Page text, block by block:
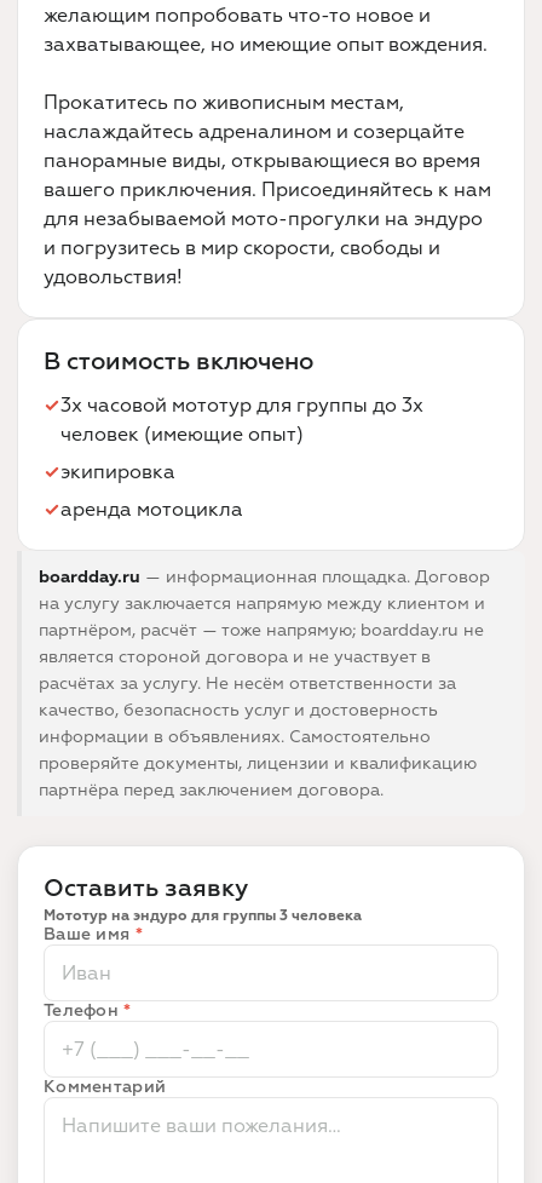
желающим попробовать что-то новое и
захватывающее, но имеющие опыт вождения.
Прокатитесь по живописным местам,
наслаждайтесь адреналином и созерцайте
панорамные виды, открывающиеся во время
вашего приключения. Присоединяйтесь к нам
для незабываемой мото-прогулки на эндуро
и погрузитесь в мир скорости, свободы и
удовольствия!
В стоимость включено
3х часовой мототур для группы до 3х
человек (имеющие опыт)
экипировка
аренда мотоцикла
boardday.ru — информационная площадка. Договор
на услугу заключается напрямую между клиентом и
партнёром, расчёт — тоже напрямую; boardday.ru не
является стороной договора и не участвует в
расчётах за услугу. Не несём ответственности за
качество, безопасность услуг и достоверность
информации в объявлениях. Самостоятельно
проверяйте документы, лицензии и квалификацию
партнёра перед заключением договора.
Оставить заявку
Мототур на эндуро для группы 3 человека
Ваше имя *
Телефон*
Комментарий